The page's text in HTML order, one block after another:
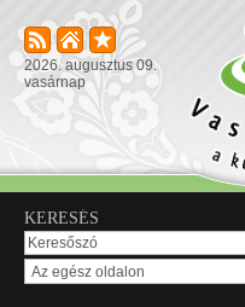
2026. augusztus 09.
vasárnap
KERESÉS